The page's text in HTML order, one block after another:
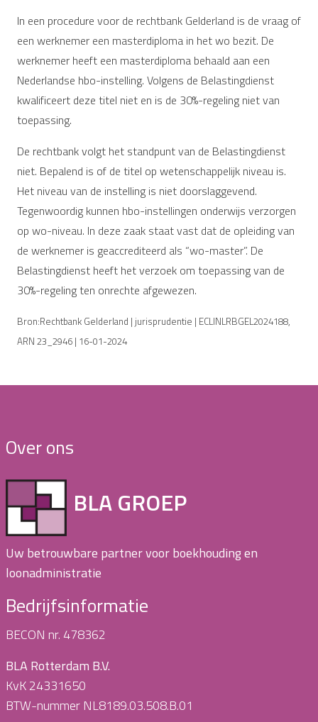
In een procedure voor de rechtbank Gelderland is de vraag of
een werknemer een masterdiploma in het wo bezit. De
werknemer heeft een masterdiploma behaald aan een
Nederlandse hbo-instelling. Volgens de Belastingdienst
kwalificeert deze titel niet en is de 30%-regeling niet van
toepassing.
De rechtbank volgt het standpunt van de Belastingdienst
niet. Bepalend is of de titel op wetenschappelijk niveau is.
Het niveau van de instelling is niet doorslaggevend.
Tegenwoordig kunnen hbo-instellingen onderwijs verzorgen
op wo-niveau. In deze zaak staat vast dat de opleiding van
de werknemer is geaccrediteerd als “wo-master”. De
Belastingdienst heeft het verzoek om toepassing van de
30%-regeling ten onrechte afgewezen.
Bron:Rechtbank Gelderland | jurisprudentie | ECLINLRBGEL2024188,
ARN 23_2946 | 16-01-2024
Over ons
BLA GROEP
Uw betrouwbare partner voor boekhouding en
loonadministratie
Bedrijfsinformatie
BECON nr. 478362
BLA Rotterdam B.V.
KvK 24331650
BTW-nummer NL8189.03.508.B.01